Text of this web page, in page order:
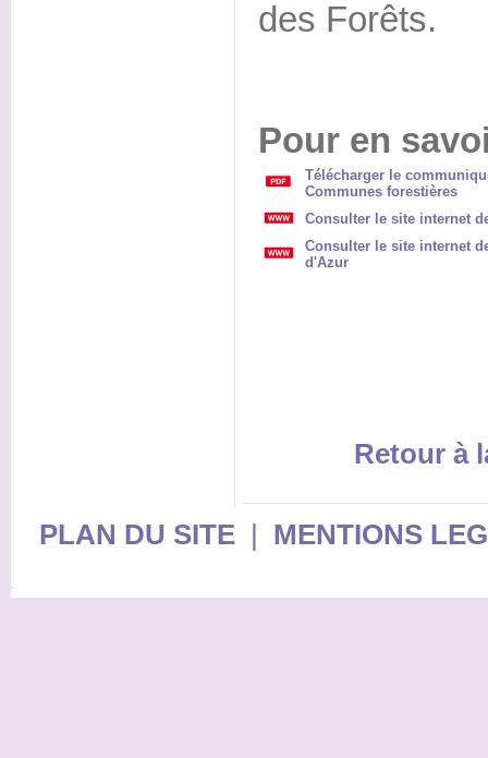
des Forêts.
Pour en
Télécharger le
Communes forestières
Consulter le site internet
Consulter le site internet
d'Azur
Retour à
PLAN DU SITE| MENTIONS